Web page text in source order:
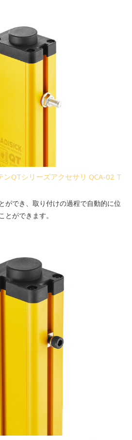
ンQTシリーズアクセサリ QCA-02 T
ができ、取り付けの過程で自動的に位
とができます。